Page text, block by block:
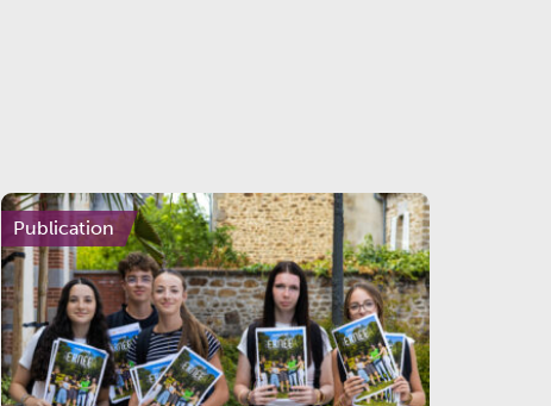
Publication